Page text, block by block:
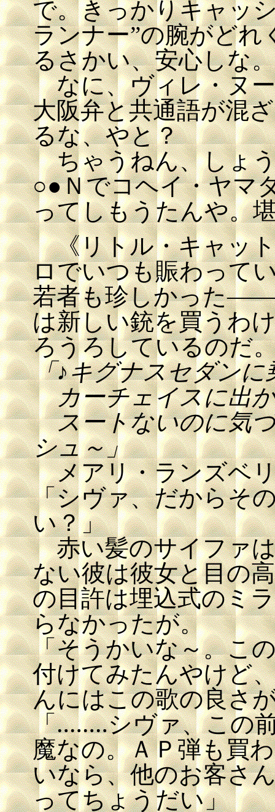
で。きっかりキャッ
ランナー”の腕がど
るさかい、安心しな。
なに、ヴィレ・ヌー
大阪弁と共通語が混
るな、やと？
ちゃうねん、しょう
○●Ｎでコヘイ・ヤマ
ってしもうたんや。
《リトル・キャット
ロでいつも賑わって
若者も珍しかった――
は新しい銃を買うわ
ろうろしているのだ
「♪キグナスセダンに
カーチェイスに出
スートないのに気
シュ～」
メアリ・ランズベリ
「シヴァ、だからそ
い？」
赤い髪のサイファは
ない彼は彼女と目の
の目許は埋込式のミ
らなかったが。
「そうかいな～。こ
付けてみたんやけど
んにはこの歌の良さ
「‥‥‥‥シヴァ、この
魔なの。ＡＰ弾も買
いなら、他のお客さ
ってちょうだい」